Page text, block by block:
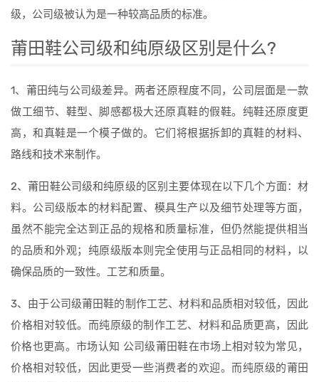
级，公司级被认为是一种较高品质的标准。
莆田鞋公司级和纯原级区别是什么?
1、莆田纯与公司级差异。两者还原程度不同，公司层面是一款
做工细节、鞋型、脚感都极大还原真鞋的假鞋。纯鞋还原度更
高，和真鞋是一个模子做的。它们将根据拆卸的真鞋的材料、
路线和技术来制作。
2、莆田鞋公司级和纯原级的区别主要体现在以下几个方面：材
料。公司级版本的材料配置、模具生产以及细节处理等方面，
虽然不能完全达到正品的规格和质量标准，但仍然能提供相当
的品质和外观；纯原级版本则完全使用与正品相同的材料，以
确保品质的一致性。工艺和质量。
3、由于公司级莆田鞋的制作工艺、材料和品质相对较低，因此
价格相对较低。而纯原级的制作工艺、材料和品质更高，因此
价格也更高。市场认知 公司级莆田鞋在市场上相对较为常见，
价格相对较低，因此更受一些消费者的欢迎。而纯原级的莆田